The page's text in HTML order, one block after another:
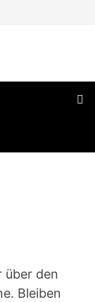
über den
Bleiben